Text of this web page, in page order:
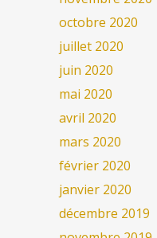
octobre 2020
juillet 2020
juin 2020
mai 2020
avril 2020
mars 2020
février 2020
janvier 2020
décembre 2019